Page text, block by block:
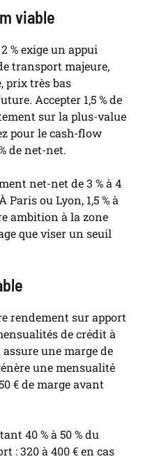
viable
% exige un appui
transport majeure,
prix très bas
Accepter 1,5 % de
sur la plus-value
pour le cash-flow
de net-net.
net-net de 3 % à 4
ou Lyon, 1,5 % à
ambition à la zone
que viser un seuil
rendement sur apport
de crédit à
une marge de
une mensualité
€ de marge avant
40 % à 50 % du
: 320 à 400 € en cas